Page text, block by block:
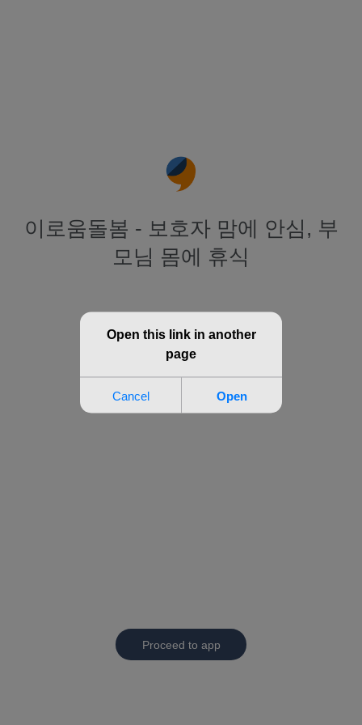
이로움돌봄 - 보호자 맘에 안심, 부
모님 몸에 휴식
Proceed to app